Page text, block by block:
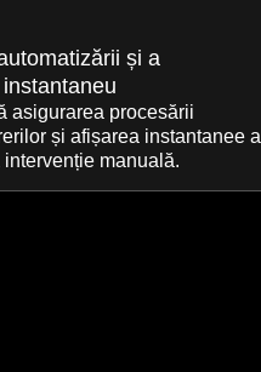
și a
asigurarea procesării
și afișarea instantanee a
manuală.